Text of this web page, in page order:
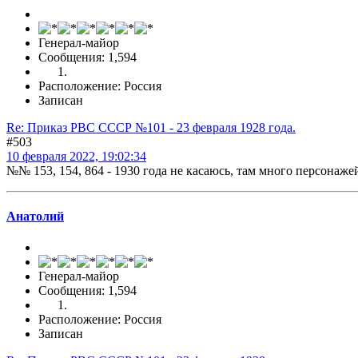
Генерал-майор
Сообщения: 1,594
Расположение: Россия
Записан
Re: Приказ РВС СССР №101 - 23 февраля 1928 года.
#503
10 февраля 2022, 19:02:34
№№ 153, 154, 864 - 1930 года не касаюсь, там много
Анатолий
Генерал-майор
Сообщения: 1,594
Расположение: Россия
Записан